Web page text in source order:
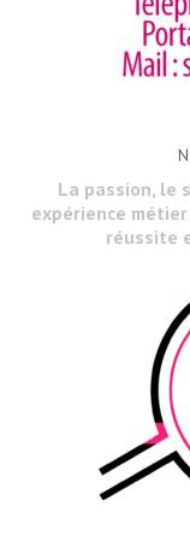
La passion, le
expérience
réussite